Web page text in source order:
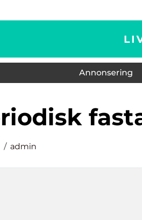
Annonsering
admin